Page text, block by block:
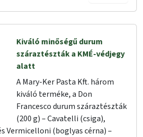
Kiváló minőségű durum
száraztészták a KMÉ-védjegy
alatt
A Mary-Ker Pasta Kft. három
kiváló terméke, a Don
Francesco durum száraztészták
(200 g) – Cavatelli (csiga),
Vermicelloni (boglyas cérna) –